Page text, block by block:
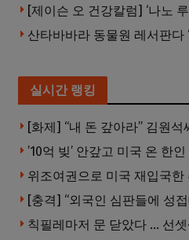
[제이슨 오 건강칼럼] ‘나노
산타바바라 동물원 레서판다
실시간 랭킹